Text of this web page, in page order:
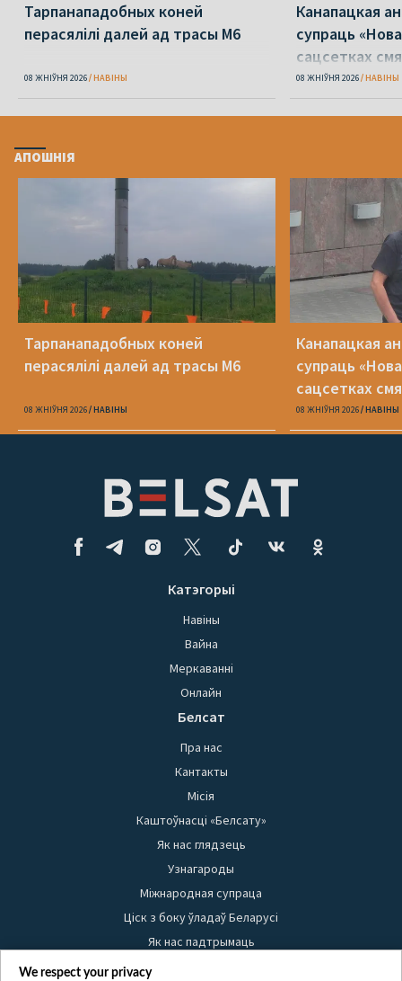
Тарпанападобных коней
перасялілі далей ад трасы М6
08 ЖНІЎНЯ 2026 НАВІНЫ
Канапацкая
супраць
сацсетках
адзін
08 ЖНІЎНЯ 2026 НАВІНЫ
АПОШНІЯ
Тарпанападобных коней
перасялілі далей ад трасы М6
08 ЖНІЎНЯ 2026 НАВІНЫ
Канапацкая
супраць
сацсетках
адзін
08 ЖНІЎНЯ 2026 НАВІНЫ
Катэгорыі
Навіны
Вайна
Меркаванні
Онлайн
Белсат
Пра нас
Кантакты
Місія
Каштоўнасці «Белсату»
Як нас глядзець
Узнагароды
Міжнародная супраца
Ціск з боку ўладаў Беларусі
Як нас падтрымаць
Правілы выкарыстання матэрыялаў
We respect your privacy